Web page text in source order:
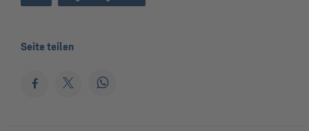
Seite teilen